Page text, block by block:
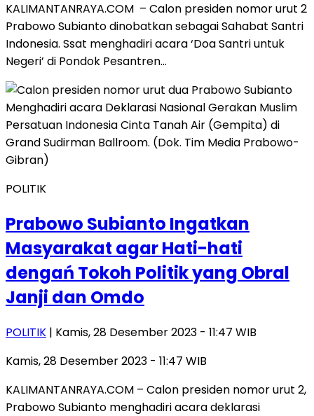
KALIMANTANRAYA.COM – Calon presiden nomor urut 2
Prabowo Subianto dinobatkan sebagai Sahabat Santri
Indonesia. Ssat menghadiri acara ‘Doa Santri untuk
Negeri’ di Pondok Pesantren…
POLITIK
Prabowo Subianto Ingatkan
Masyarakat agar Hati-hati
dengań Tokoh Politik yang Obral
Janji dan Omdo
POLITIK | Kamis, 28 Desember 2023 - 11:47 WIB
Kamis, 28 Desember 2023 - 11:47 WIB
KALIMANTANRAYA.COM – Calon presiden nomor urut 2,
Prabowo Subianto menghadiri acara deklarasi